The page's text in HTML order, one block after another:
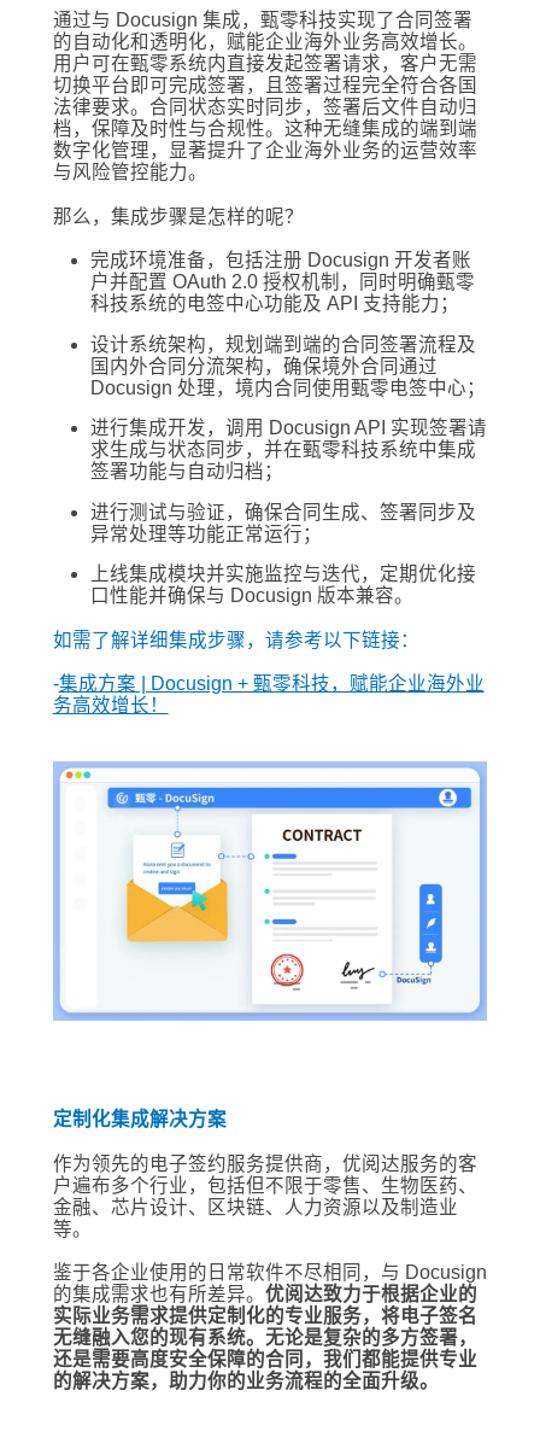
通过与 Docusign 集成，甄零科技实现了合同签署
的自动化和透明化，赋能企业海外业务高效增长。
用户可在甄零系统内直接发起签署请求，客户无需
切换平台即可完成签署，且签署过程完全符合各国
法律要求。合同状态实时同步，签署后文件自动归
档，保障及时性与合规性。这种无缝集成的端到端
数字化管理，显著提升了企业海外业务的运营效率
与风险管控能力。
那么，集成步骤是怎样的呢？
完成环境准备，包括注册 Docusign 开发者账
户并配置 OAuth 2.0 授权机制，同时明确甄零
科技系统的电签中心功能及 API 支持能力；
设计系统架构，规划端到端的合同签署流程及
国内外合同分流架构，确保境外合同通过
Docusign 处理，境内合同使用甄零电签中心；
进行集成开发，调用 Docusign API 实现签署请
求生成与状态同步，并在甄零科技系统中集成
签署功能与自动归档；
进行测试与验证，确保合同生成、签署同步及
异常处理等功能正常运行；
上线集成模块并实施监控与迭代，定期优化接
口性能并确保与 Docusign 版本兼容。
如需了解详细集成步骤，请参考以下链接：
-集成方案 | Docusign + 甄零科技，赋能企业海外业
务高效增长！
定制化集成解决方案
作为领先的电子签约服务提供商，优阅达服务的客
户遍布多个行业，包括但不限于零售、生物医药、
金融、芯片设计、区块链、人力资源以及制造业
等。
鉴于各企业使用的日常软件不尽相同，与 Docusign
的集成需求也有所差异。 优阅达致力于根据企业的
实际业务需求提供定制化的专业服务，将电子签名
无缝融入您的现有系统。无论是复杂的多方签署，
还是需要高度安全保障的合同，我们都能提供专业
的解决方案，助力你的业务流程的全面升级。